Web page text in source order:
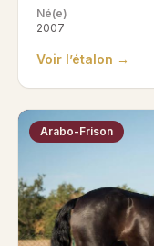
Né(e)
2007
Voir l’étalon →
Arabo-Frison